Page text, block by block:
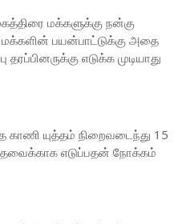
மக்களுக்கு நன்கு
மக்களின் பயன்பாட்டுக்கு அதை
எடுக்க முடியாது
காணி யுத்தம் நிறைவடைந்து 15
தேவைக்காக எடுப்பதன் நோக்கம்